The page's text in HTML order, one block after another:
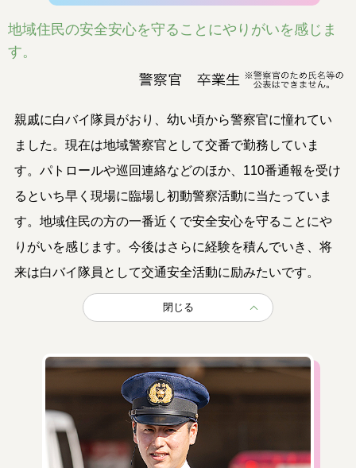
地域住民の安全安心を守ることにやりがいを感じま
す。
親戚に白バイ隊員がおり、幼い頃から警察官に憧れてい
ました。現在は地域警察官として交番で勤務していま
す。パトロールや巡回連絡などのほか、110番通報を受け
るといち早く現場に臨場し初動警察活動に当たっていま
す。地域住民の方の一番近くで安全安心を守ることにや
りがいを感じます。今後はさらに経験を積んでいき、将
来は白バイ隊員として交通安全活動に励みたいです。
閉じる